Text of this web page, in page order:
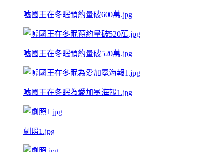
噓國王在冬眠預約量破600萬.jpg
噓國王在冬眠預約量破520萬.jpg
噓國王在冬眠為愛加冕海報1.jpg
劇照1.jpg